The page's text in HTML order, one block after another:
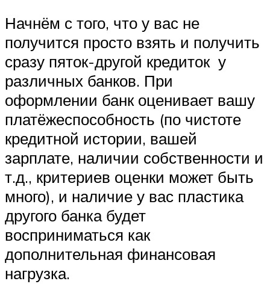
Начнём с того, что у вас не
получится просто взять и получить
сразу пяток-другой кредиток у
различных банков. При
оформлении банк оценивает вашу
платёжеспособность (по чистоте
кредитной истории, вашей
зарплате, наличии собственности и
т.д., критериев оценки может быть
много), и наличие у вас пластика
другого банка будет
восприниматься как
дополнительная финансовая
нагрузка.